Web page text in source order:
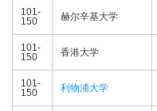
101-
150
赫尔辛基大学
101-
150
香港大学
101-
150
利物浦大学